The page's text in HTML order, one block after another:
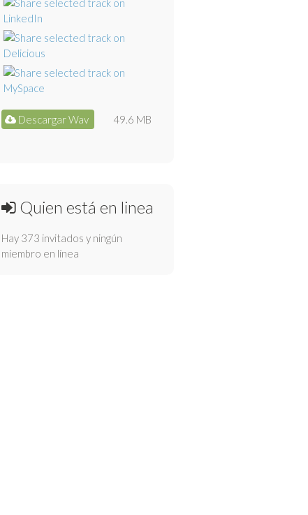
Descargar Wav 49.6 MB
Quien está en linea
Hay 373 invitados y ningún
miembro en línea